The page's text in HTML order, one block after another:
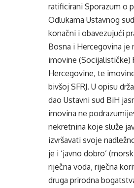
ratificirani Sporazum o
Odlukama Ustavnog
konačni i obavezujući
Bosna i Hercegovina je
imovine (Socijalističke)
Hercegovine, te
bivšoj SFRJ. U opisu
dao Ustavni sud BiH
imovina ne
nekretnina koje služe
izvršavati svoje
je i ‘javno dobro’
riječna voda, riječna
druga prirodna